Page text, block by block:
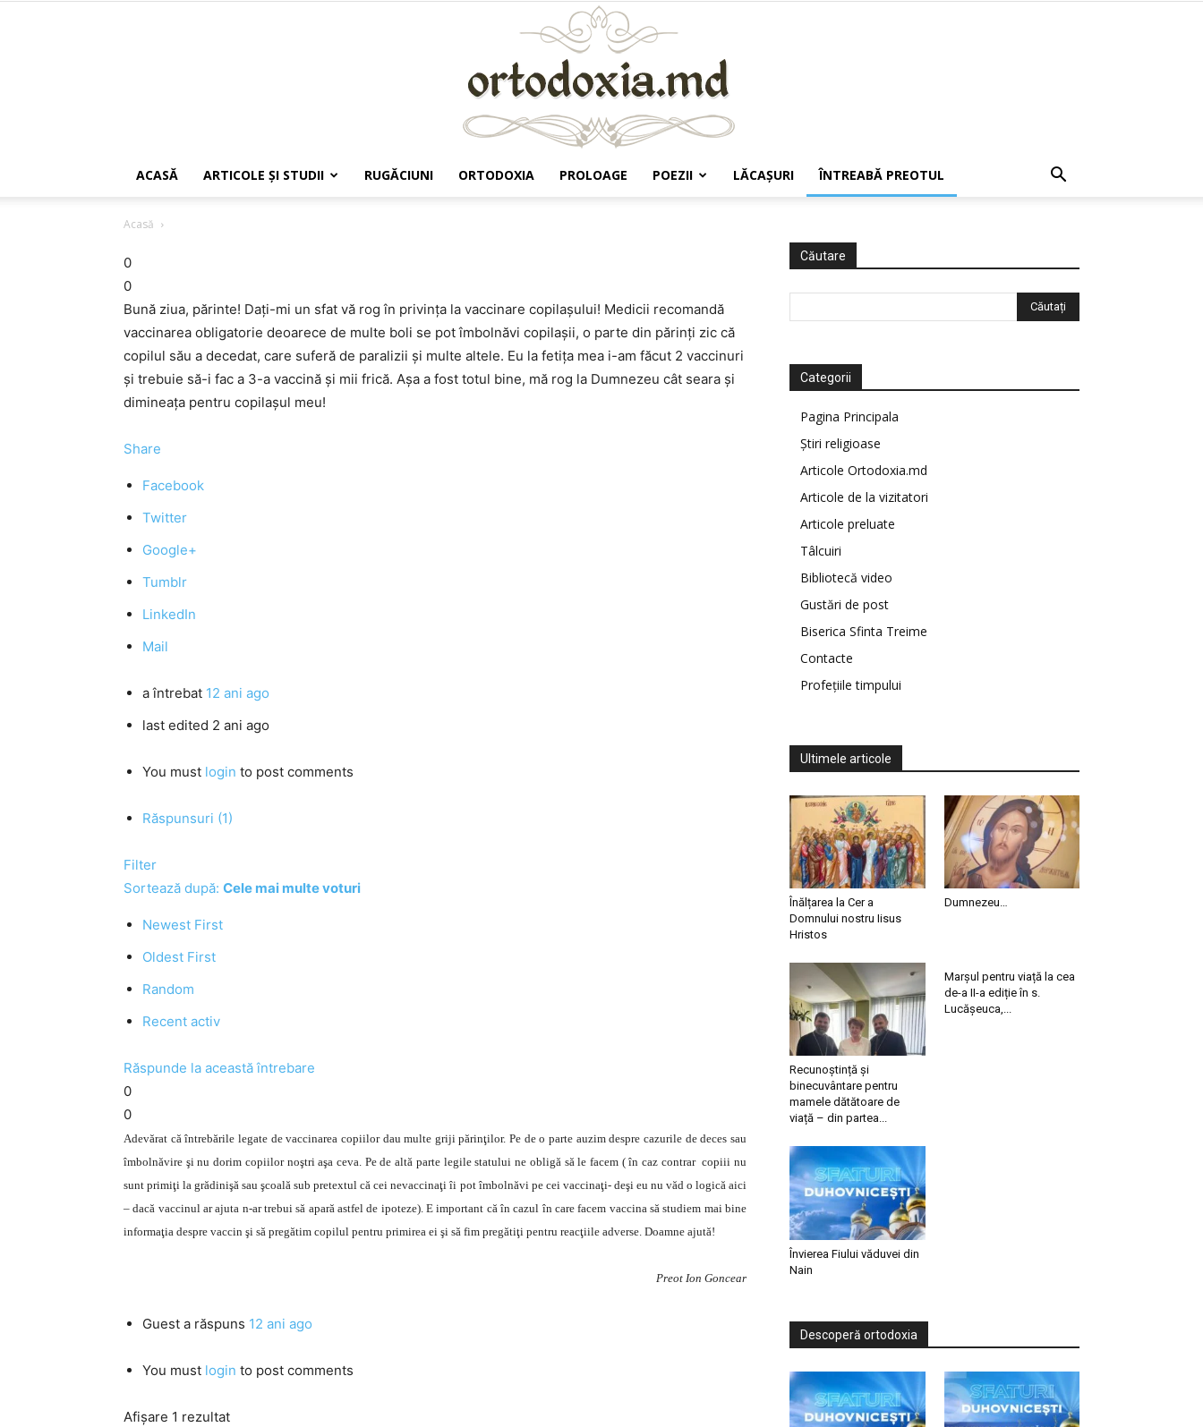
ACASĂ ARTICOLE ŞI STUDII RUGĂCIUNI ORTODOXIA PROLOAGE POEZII LĂCAŞURI ÎNTREABĂ PREOTUL
Acasă
0
0
Bună ziua, părinte! Daţi-mi un sfat vă rog în privinţa la vaccinare copilaşului! Medicii recomandă
vaccinarea obligatorie deoarece de multe boli se pot îmbolnăvi copilaşii, o parte din părinţi zic că
copilul său a decedat, care suferă de paralizii şi multe altele. Eu la fetiţa mea i-am făcut 2 vaccinuri
şi trebuie să-i fac a 3-a vaccină şi mii frică. Aşa a fost totul bine, mă rog la Dumnezeu cât seara şi
dimineaţa pentru copilaşul meu!
Share
Facebook
Twitter
Google+
Tumblr
LinkedIn
Mail
a întrebat 12 ani ago
last edited 2 ani ago
You must login to post comments
Răspunsuri (1)
Filter
Sortează după: Cele mai multe voturi
Newest First
Oldest First
Random
Recent activ
Răspunde la această întrebare
0
0
Adevărat că întrebările legate de vaccinarea copiilor dau multe griji părinţilor. Pe de o parte auzim despre cazurile de deces sau
îmbolnăvire şi nu dorim copiilor noştri aşa ceva. Pe de altă parte legile statului ne obligă să le facem ( în caz contrar copiii nu
sunt primiţi la grădinişă sau şcoală sub pretextul că cei nevaccinaţi îi pot îmbolnăvi pe cei vaccinaţi- deşi eu nu văd o logică aici
– dacă vaccinul ar ajuta n-ar trebui să apară astfel de ipoteze). E important că în cazul în care facem vaccina să studiem mai bine
informaţia despre vaccin şi să pregătim copilul pentru primirea ei şi să fim pregătiţi pentru reacţiile adverse. Doamne ajută!
Preot Ion Goncear
Guest a răspuns 12 ani ago
You must login to post comments
Afișare 1 rezultat
Căutare
Categorii
Pagina Principala
Știri religioase
Articole Ortodoxia.md
Articole de la vizitatori
Articole preluate
Tâlcuiri
Bibliotecă video
Gustări de post
Biserica Sfinta Treime
Contacte
Profețiile timpului
Ultimele articole
Înălțarea la Cer a
Domnului nostru Iisus
Hristos
Dumnezeu…
Recunoștință și
binecuvântare pentru
mamele dătătoare de
viață – din partea...
Marșul pentru viață la cea
de-a II-a ediție în s.
Lucășeuca,...
Învierea Fiului văduvei din
Nain
Descoperă ortodoxia